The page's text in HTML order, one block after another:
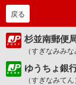
戻る
杉並南郵便
（すぎなみみ
ゆうちょ銀
（すぎなみてん